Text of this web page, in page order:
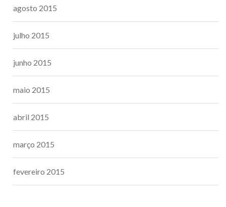
agosto 2015
julho 2015
junho 2015
maio 2015
abril 2015
março 2015
fevereiro 2015